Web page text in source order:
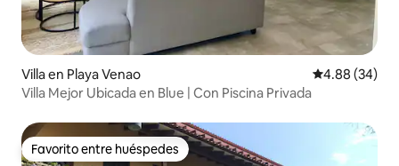
Villa en Playa Venao Calificación
4.88 (34)
Villa Mejor Ubicada en Blue | Con Piscina Privada
Favorito entre huéspedes
Favorito entre huéspedes